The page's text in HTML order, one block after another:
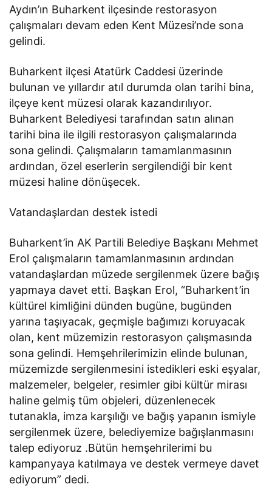
Aydın’ın Buharkent ilçesinde restorasyon
çalışmaları devam eden Kent Müzesi’nde sona
gelindi.
Buharkent ilçesi Atatürk Caddesi üzerinde
bulunan ve yıllardır atıl durumda olan tarihi bina,
ilçeye kent müzesi olarak kazandırılıyor.
Buharkent Belediyesi tarafından satın alınan
tarihi bina ile ilgili restorasyon çalışmalarında
sona gelindi. Çalışmaların tamamlanmasının
ardından, özel eserlerin sergilendiği bir kent
müzesi haline dönüşecek.
Vatandaşlardan destek istedi
Buharkent’in AK Partili Belediye Başkanı Mehmet
Erol çalışmaların tamamlanmasının ardından
vatandaşlardan müzede sergilenmek üzere bağış
yapmaya davet etti. Başkan Erol, “Buharkent’in
kültürel kimliğini dünden bugüne, bugünden
yarına taşıyacak, geçmişle bağımızı koruyacak
olan, kent müzemizin restorasyon çalışmasında
sona gelindi. Hemşehrilerimizin elinde bulunan,
müzemizde sergilenmesini istedikleri eski eşyalar,
malzemeler, belgeler, resimler gibi kültür mirası
haline gelmiş tüm objeleri, düzenlenecek
tutanakla, imza karşılığı ve bağış yapanın ismiyle
sergilenmek üzere, belediyemize bağışlanmasını
talep ediyoruz .Bütün hemşehrilerimi bu
kampanyaya katılmaya ve destek vermeye davet
ediyorum” dedi.